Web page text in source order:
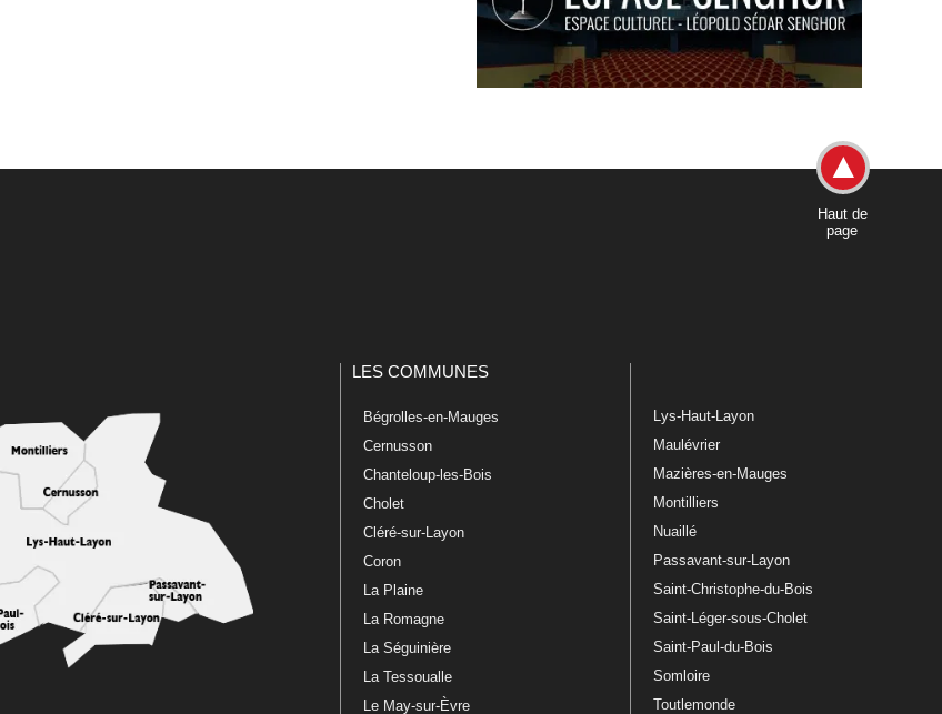
Haut de
page
LES COMMUNES
Bégrolles-en-Mauges
Cernusson
Chanteloup-les-Bois
Cholet
Cléré-sur-Layon
Coron
La Plaine
La Romagne
La Séguinière
La Tessoualle
Le May-sur-Èvre
Lys-Haut-Layon
Maulévrier
Mazières-en-Mauges
Montilliers
Nuaillé
Passavant-sur-Layon
Saint-Christophe-du-Bois
Saint-Léger-sous-Cholet
Saint-Paul-du-Bois
Somloire
Toutlemonde